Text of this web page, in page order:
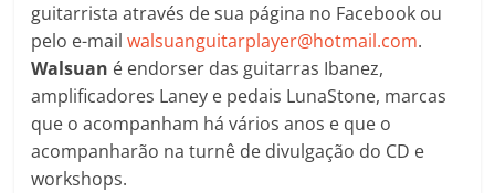
guitarrista através de sua página no Facebook ou
pelo e-mailwalsuanguitarplayer@hotmail.com.
Walsuan é endorser das guitarras Ibanez,
amplificadores Laney e pedais LunaStone, marcas
que o acompanham há vários anos e que o
acompanharão na turnê de divulgação do CD e
workshops.